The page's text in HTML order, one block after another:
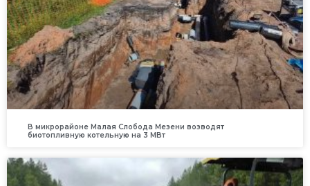
В микрорайоне Малая Слобода Мезени возводят
биотопливную котельную на 3 МВт